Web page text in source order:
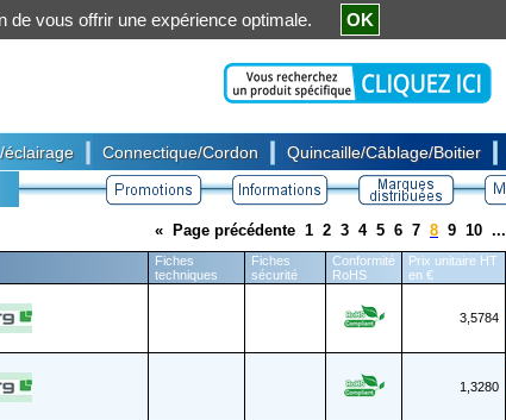
éclairage Connectique/Cordon Quincaille/Câblage/Boitier
« Page précédente 1 2 3 4 5 6 7 8 9 10 ...
Fiches
techniques
Fiches
sécurité
Conformité
RoHS
Prix unitaire HT
en €
3,5784
1,3280
de vous offrir une expérience optimale. OK